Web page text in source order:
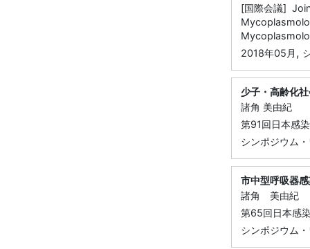
[国際会議]
2018年05月 ,
少子・高齢化
諸角 美由紀
第91回日本感
シンポジウム
市中型呼吸器
諸角 美由紀
第65回日本感
シンポジウム